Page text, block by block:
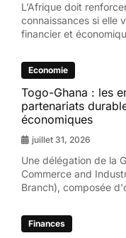
L’Afrique doit
connaissances si elle
financier et
Economie
Togo-Ghana : les
partenariats
économiques
juillet 31, 2026
Une délégation de la
Commerce and
Branch), composée
Finances